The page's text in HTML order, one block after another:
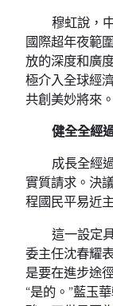
穆虹說，
國際超年夜範
放的深度和廣
極介入全球經
共創美妙將來。
健全全經
成長全經
實質請求。決
程國民平易近
這一設定
委主任沈春耀
是要在進步途
“是的。”藍玉